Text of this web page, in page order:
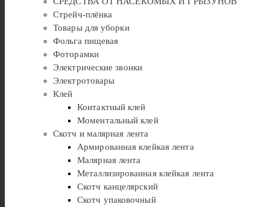
Стрейч-плёнка
Товары для уборки
Фольга пищевая
Фоторамки
Электрические звонки
Электротовары
Клей
Контактный клей
Моментальный клей
Скотч и малярная лента
Армированная клейкая лента
Малярная лента
Металлизированная клейкая лента
Скотч канцелярский
Скотч упаковочный